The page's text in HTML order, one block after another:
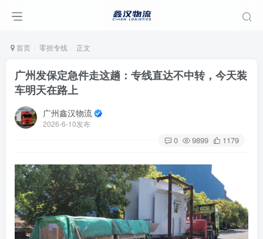
首页 零担专线 正文
广州发保定急件走这趟：专线直达不中转，今天装
车明天在路上
广州鑫汉物流
2026-6-10发布
0 9899 1179